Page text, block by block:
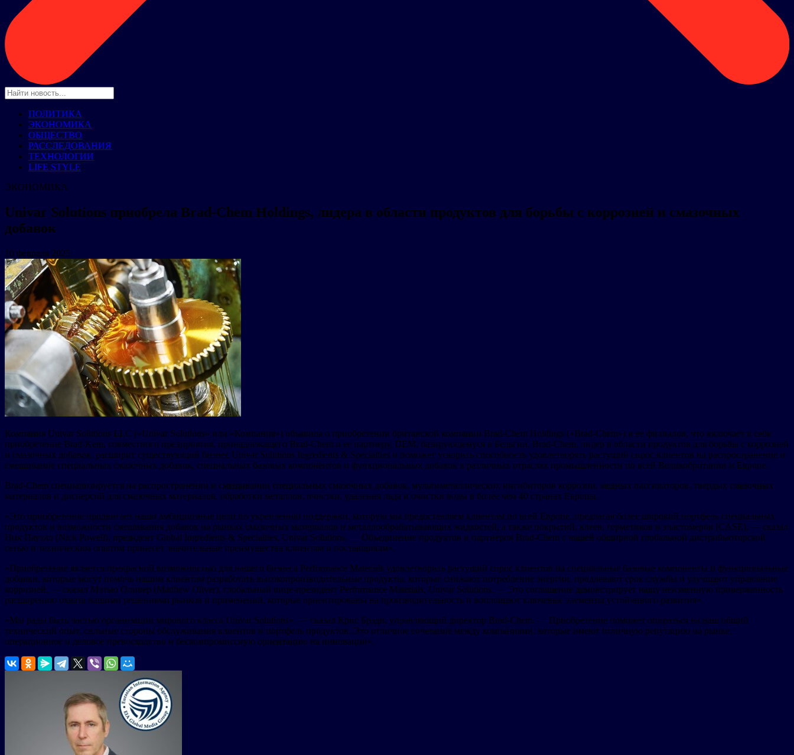
ПОЛИТИКА
ЭКОНОМИКА
ОБЩЕСТВО
РАССЛЕДОВАНИЯ
ТЕХНОЛОГИИ
LIFE STYLE
ЭКОНОМИКА
Univar Solutions приобрела Brad-Chem Holdings, лидера в области продуктов для борьбы с коррозией и смазочных
добавок
10 февраля 2025
Компания Univar Solutions LLC («Univar Solutions» или «Компания») объявила о приобретении британской компании Brad-Chem Holdings («Brad-Chem») и ее филиалов, что включает в себя
приобретение Brad-Kem, совместного предприятия, принадлежащего Brad-Chem и ее партнеру, DEM, базирующемуся в Бельгии. Brad-Chem, лидер в области продуктов для борьбы с коррозией
и смазочных добавок, расширит существующий бизнес Univar Solutions Ingredients & Specialties и поможет ускорить способность удовлетворять растущий спрос клиентов на распространение и
смешивание специальных смазочных добавок, специальных базовых компонентов и функциональных добавок в различных отраслях промышленности по всей Великобритании и Европе.
Brad-Chem специализируется на распространении и смешивании специальных смазочных добавок, мультиметаллических ингибиторов коррозии, медных пассиваторов, твердых смазочных
материалов и дисперсий для смазочных материалов, обработки металлов, очистки, удаления льда и очистки воды в более чем 40 странах Европы.
«Это приобретение продвигает наши амбициозные цели по укреплению поддержки, которую мы предоставляем клиентам по всей Европе, предлагая более широкий портфель специальных
продуктов и возможности смешивания добавок на рынках смазочных материалов и металлообрабатывающих жидкостей, а также покрытий, клеев, герметиков и эластомеров (CASE), — сказал
Ник Пауэлл (Nick Powell), президент Global Ingredients & Specialties, Univar Solutions. — Объединение продуктов и партнеров Brad-Chem с нашей обширной глобальной дистрибьюторской
сетью и техническим опытом принесет значительные преимущества клиентам и поставщикам».
«Приобретение является прекрасной возможностью для нашего бизнеса Performance Materials удовлетворить растущий спрос клиентов на специальные базовые компоненты и функциональные
добавки, которые могут помочь нашим клиентам разработать высокопроизводительные продукты, которые снижают потребление энергии, продлевают срок службы и улучшают управление
коррозией, — сказал Мэтью Оливер (Matthew Oliver), глобальный вице-президент Performance Materials, Univar Solutions. — Это соглашение демонстрирует нашу неизменную приверженность
расширению охвата нашими решениями рынков и применений, которые ориентированы на производительность и воплощают ключевые элементы устойчивого развития».
«Мы рады быть частью организации мирового класса Univar Solutions», — сказал Крис Брэди, управляющий директор Brad-Chem. — Приобретение поможет опираться на наш общий
технический опыт, сильные стороны обслуживания клиентов и портфель продуктов. Это отличное сочетание между компаниями, которые имеют отличную репутацию на рынке,
операционное и деловое превосходство и бескомпромиссную ориентацию на инновации».